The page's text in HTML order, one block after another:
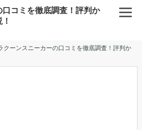
コミを徹底調査！評判か
クーンスニーカーの口コミを徹底調査！評判か